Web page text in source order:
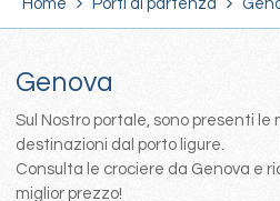
Home Porti di partenza
Genova
Sul Nostro portale, sono presenti
destinazioni dal porto ligure.
Consulta le crociere da Genova e
miglior prezzo!